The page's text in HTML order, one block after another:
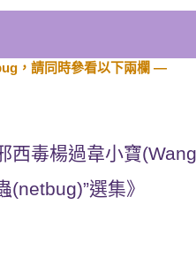
，請同時參看以下兩欄 —
邪西毒楊過韋小寶
(netbug)”選集》